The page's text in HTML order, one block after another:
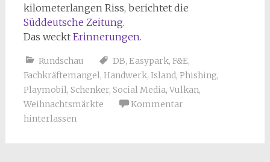
kilometerlangen Riss, berichtet die
Süddeutsche Zeitung.
Das weckt Erinnerungen.
Rundschau DB, Easypark, F&E,
Fachkräftemangel, Handwerk, Island, Phishing,
Playmobil, Schenker, Social Media, Vulkan,
Weihnachtsmärkte
Kommentar
hinterlassen